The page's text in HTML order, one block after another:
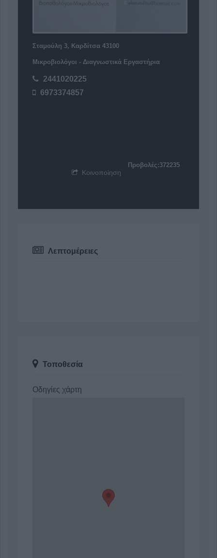
Σταμούλη 3, Καρδίτσα 43100
Μικροβιολόγοι - Διαγνωστικά Εργαστήρια
2441020225
6973374857
Προβολές:372235
Κοινοποίηση
Λεπτομέρειες
Τοποθεσία
Οδηγίες χάρτη